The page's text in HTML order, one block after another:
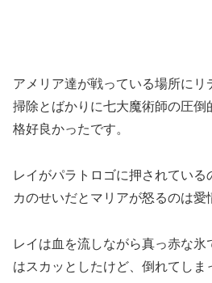
アメリア達が戦っている場所に
掃除とばかりに七大魔術師の圧倒
格好良かったです。
レイがパラトロゴに押されている
カのせいだとマリアが怒るのは愛
レイは血を流しながら真っ赤な
はスカッとしたけど、倒れてしま